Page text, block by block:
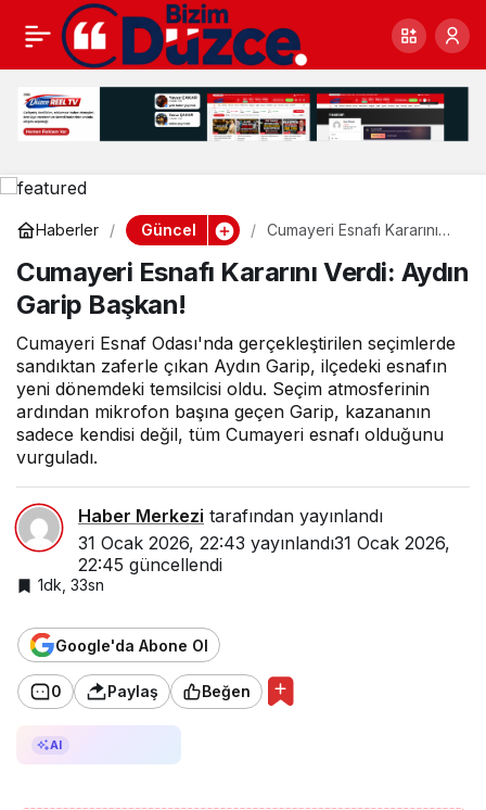
Haberler Güncel
Cumayeri Esnafı Kararını
Cumayeri Esnafı Kararını Verdi: Aydın
Garip Başkan!
Cumayeri Esnaf Odası'nda gerçekleştirilen seçimlerde
sandıktan zaferle çıkan Aydın Garip, ilçedeki esnafın
yeni dönemdeki temsilcisi oldu. Seçim atmosferinin
ardından mikrofon başına geçen Garip, kazananın
sadece kendisi değil, tüm Cumayeri esnafı olduğunu
vurguladı.
Haber Merkezi tarafından yayınlandı
31 Ocak 2026, 22:43 yayınlandı31 Ocak 2026,
22:45 güncellendi
1dk, 33sn
Google'da Abone Ol
0 Paylaş Beğen
AI
Cumayeri Esnafı
Kararını Verdi: Aydın
0